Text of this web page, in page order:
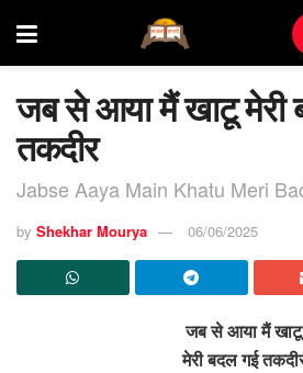
जब से आया मैं खाटू मेरी
तकदीर
Jabse Aaya Main Khatu Meri
by Shekhar Mourya 06/06/2025
जब से आया मैं
मेरी बदल गई